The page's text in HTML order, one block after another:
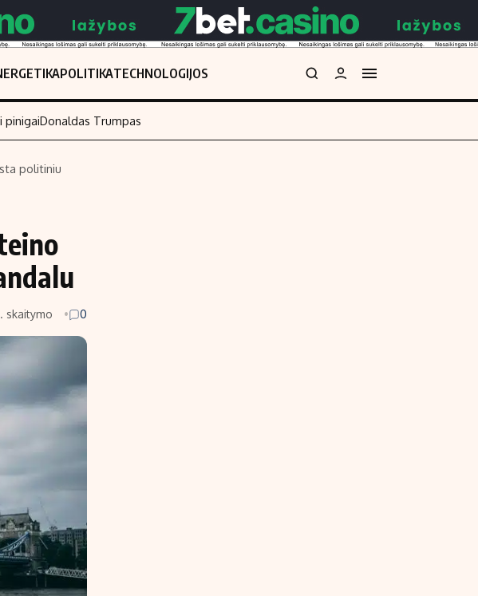
POLITIKATECHNOLOGIJOS
Indėliai
Indėlių skaičiuoklė
Įdomios naujienos
pinigaiDonaldas Trumpas
politiniu
skaitymo 0